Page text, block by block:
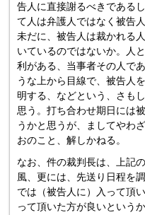
告人に直接謝るべきである
て人は弁護人ではなく被告人
未だに、被告人は裁かれる
いているのではないか。人
利がある、当事者その人で
うな上から目線で、被告人
明する、などという、さも
思う。打ち合わせ期日には
うかと思うが、ましてやわ
おのこと、解しかねる。
なお、件の裁判長は、上記
風、更には、先送り日程を
では（被告人に）入って頂
って頂いた方が良いという